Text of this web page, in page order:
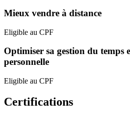
Mieux vendre à distance
Eligible au CPF
Optimiser sa gestion du temps
personnelle
Eligible au CPF
Certifications